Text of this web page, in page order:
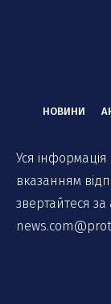
НОВИНИ
Уся інформація
вказанням
звертайтеся